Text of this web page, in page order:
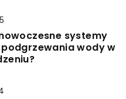
systemy
wody w